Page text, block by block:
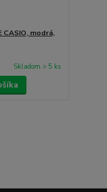
CASIO, modrá,
Skladom > 5 ks